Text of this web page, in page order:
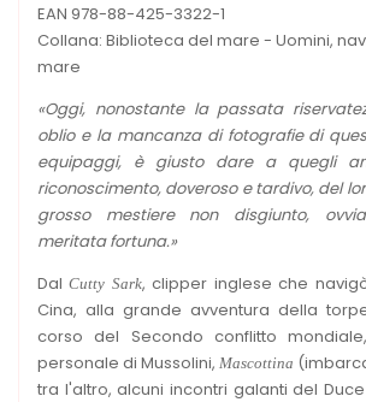
EAN 978-88-425-3322-1
Collana: Biblioteca del mare - Uomini,
mare
«Oggi, nonostante la passata
oblio e la mancanza di fotografie di
equipaggi, è giusto dare a quegli
riconoscimento, doveroso e tardivo, del
grosso mestiere non disgiunto,
meritata fortuna.»
DalCutty Sark, clipper inglese che
Cina, alla grande avventura della
corso del Secondo conflitto
personale di Mussolini, Mascottina
tra l'altro, alcuni incontri galanti del